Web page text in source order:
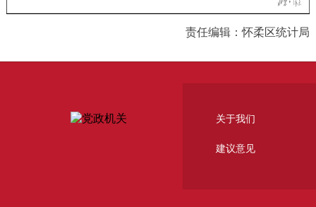
责任编辑：怀柔区统计局
关于我们
建议意见